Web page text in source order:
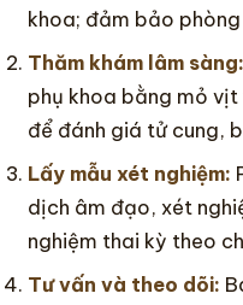
khoa; đảm bảo
Thăm khám lâm sàng:
phụ khoa bằng mỏ vịt
để đánh giá tử cung,
Lấy mẫu xét nghiệm:
dịch âm đạo, xét
nghiệm thai kỳ theo
Tư vấn và theo dõi: